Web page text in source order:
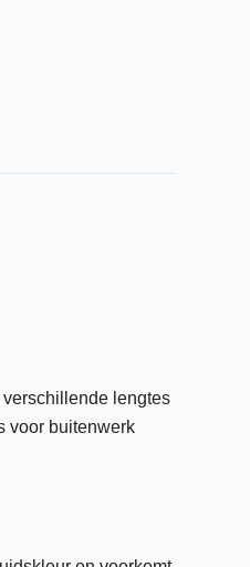
lengtes
voor buitenwerk